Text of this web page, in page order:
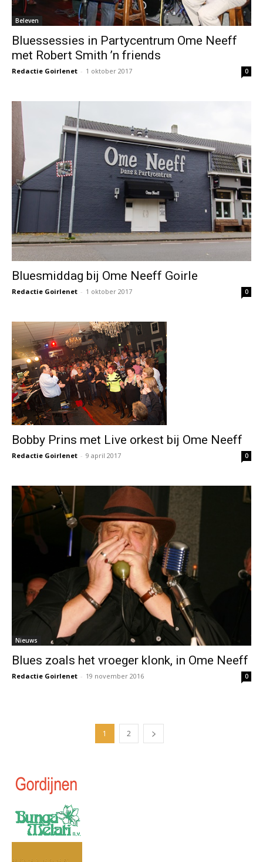
Beleven
Bluessessies in Partycentrum Ome Neeff
met Robert Smith ’n friends
Redactie Goirlenet - 1 oktober 2017 0
Bluesmiddag bij Ome Neeff Goirle
Redactie Goirlenet - 1 oktober 2017 0
Bobby Prins met Live orkest bij Ome Neeff
Redactie Goirlenet - 9 april 2017 0
Nieuws
Blues zoals het vroeger klonk, in Ome Neeff
Redactie Goirlenet - 19 november 2016 0
1 2